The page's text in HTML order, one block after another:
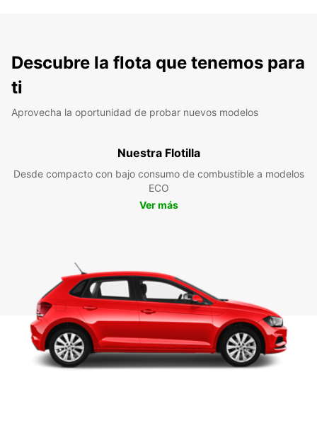
Descubre la flota que tenemos para
ti
Aprovecha la oportunidad de probar nuevos modelos
Nuestra Flotilla
Desde compacto con bajo consumo de combustible a modelos
ECO
Ver más